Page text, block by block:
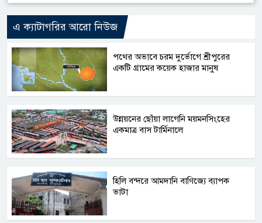
এ ক্যাটাগরির আরো নিউজ
পথের অভাবে চরম দুর্ভোগে শ্রীপুরের
একটি গ্রামের কয়েক হাজার মানুষ
উন্নয়নের ছোঁয়া লাগেনি ময়মনসিংহের
একমাত্র বাস টার্মিনালে
হিলি বন্দরে আমদানি বাণিজ্যে ব্যাপক
ভাটা